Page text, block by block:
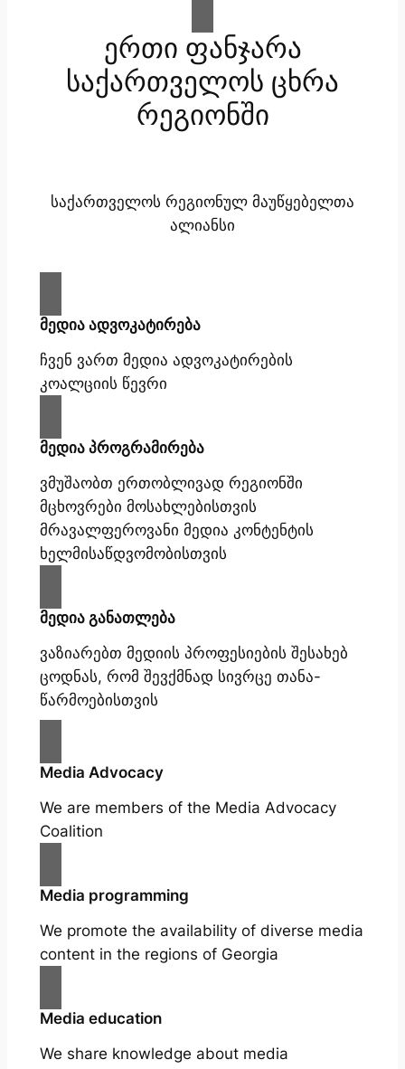
ერთი ფანჯარა
საქართველოს ცხრა
რეგიონში
საქართველოს რეგიონულ მაუწყებელთა
ალიანსი
მედია ადვოკატირება
ჩვენ ვართ მედია ადვოკატირების
კოალციის წევრი
მედია პროგრამირება
ვმუშაობთ ერთობლივად რეგიონში
მცხოვრები მოსახლებისთვის
მრავალფეროვანი მედია კონტენტის
ხელმისაწდვომობისთვის
მედია განათლება
ვაზიარებთ მედიის პროფესიების შესახებ
ცოდნას, რომ შევქმნად სივრცე თანა-
წარმოებისთვის
Media Advocacy
We are members of the Media Advocacy
Coalition
Media programming
We promote the availability of diverse media
content in the regions of Georgia
Media education
We share knowledge about media